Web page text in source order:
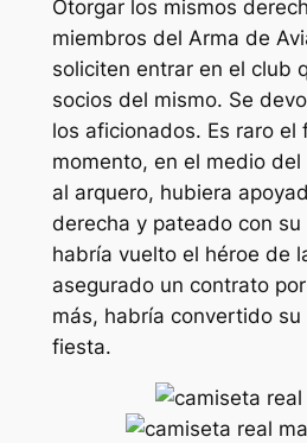
Otorgar los mismos
miembros del Arma de
soliciten entrar en el club
socios del mismo. Se
los aficionados. Es raro el
momento, en el medio
al arquero, hubiera
derecha y pateado con su
habría vuelto el héroe de
asegurado un contrato
más, habría convertido su
fiesta.